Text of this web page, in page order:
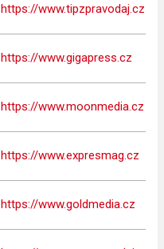
https://www.tipzpravodaj.cz
https://www.gigapress.cz
https://www.moonmedia.cz
https://www.expresmag.cz
https://www.goldmedia.cz